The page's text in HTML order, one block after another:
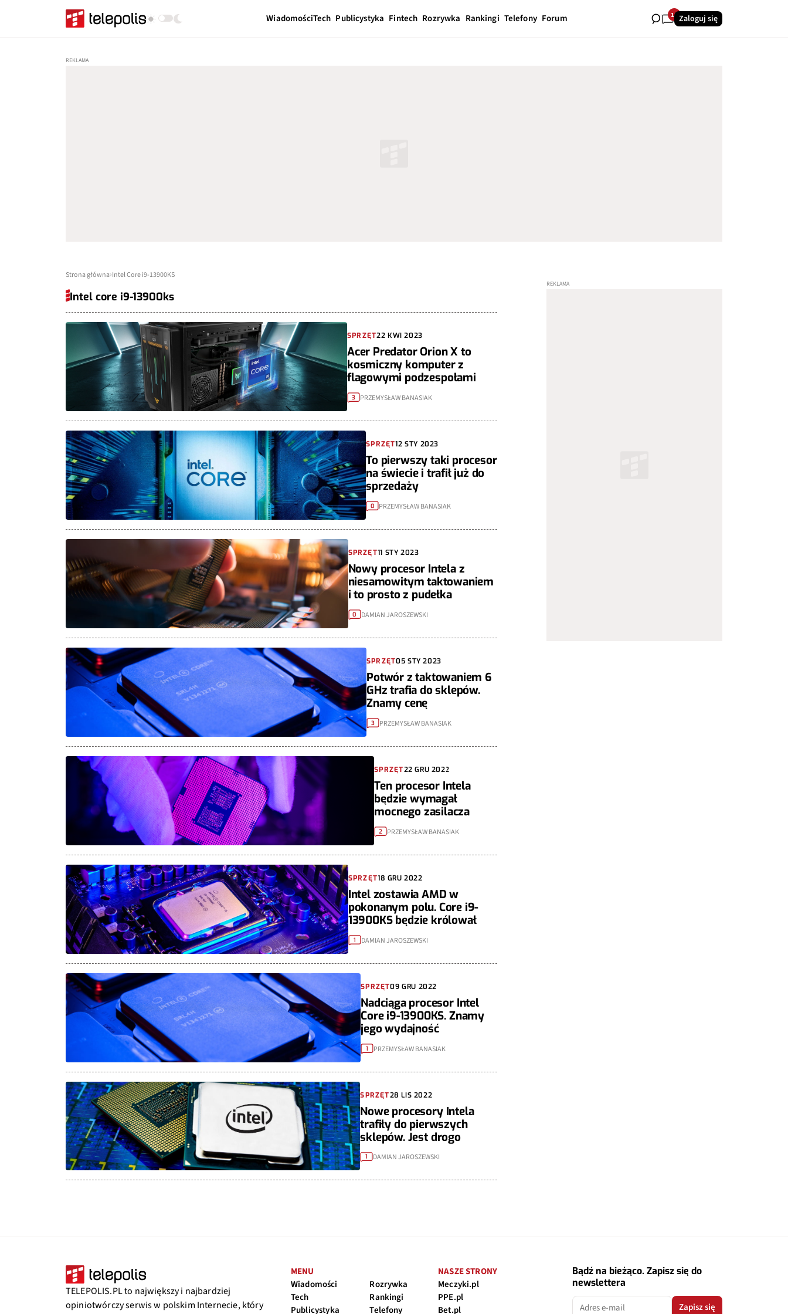
WiadomościTech Publicystyka Fintech Rozrywka Rankingi Telefony Forum 14Zaloguj się
Strona główna Intel Core i9-13900KS
Intel core i9-13900ks
SPRZĘT22 KWI 2023
Acer Predator Orion X to
kosmiczny komputer z
flagowymi podzespołami
3 PRZEMYSŁAW BANASIAK
SPRZĘT12 STY 2023
To pierwszy taki procesor
na świecie i trafił już do
sprzedaży
0 PRZEMYSŁAW BANASIAK
SPRZĘT11 STY 2023
Nowy procesor Intela z
niesamowitym taktowaniem
i to prosto z pudełka
0 DAMIAN JAROSZEWSKI
SPRZĘT05 STY 2023
Potwór z taktowaniem 6
GHz trafia do sklepów.
Znamy cenę
3 PRZEMYSŁAW BANASIAK
SPRZĘT22 GRU 2022
Ten procesor Intela
będzie wymagał
mocnego zasilacza
2 PRZEMYSŁAW BANASIAK
SPRZĘT18 GRU 2022
Intel zostawia AMD w
pokonanym polu. Core i9-
13900KS będzie królował
1 DAMIAN JAROSZEWSKI
SPRZĘT09 GRU 2022
Nadciąga procesor Intel
Core i9-13900KS. Znamy
jego wydajność
1 PRZEMYSŁAW BANASIAK
SPRZĘT28 LIS 2022
Nowe procesory Intela
trafiły do pierwszych
sklepów. Jest drogo
1 DAMIAN JAROSZEWSKI
TELEPOLIS.PL to największy i najbardziej
opiniotwórczy serwis w polskim Internecie, który
MENU
Wiadomości
Tech
Publicystyka
Rozrywka
Rankingi
Telefony
NASZE STRONY
Meczyki.pl
PPE.pl
Bet.pl
Bądź na bieżąco. Zapisz się do
newslettera
Zapisz się